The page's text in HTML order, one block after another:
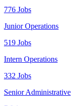
776 Jobs
Junior Operations
519 Jobs
Intern Operations
332 Jobs
Senior Administrative